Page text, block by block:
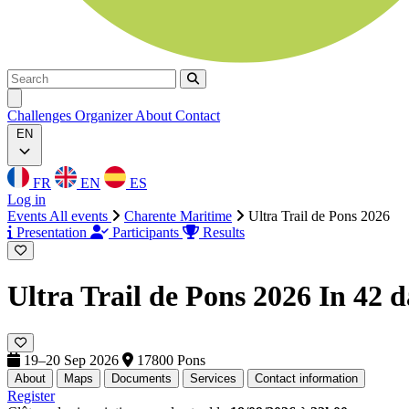
Search
Search
Challenges OrganizerAbout Contact
EN
FR EN
ES
Log in
Events All events Charente Maritime
Ultra Trail de Pons 2026
Presentation
Participants Results
Ultra Trail de Pons 2026 In 42
19–20 Sep 2026 17800 Pons
About Maps Documents Services Contact information
Register